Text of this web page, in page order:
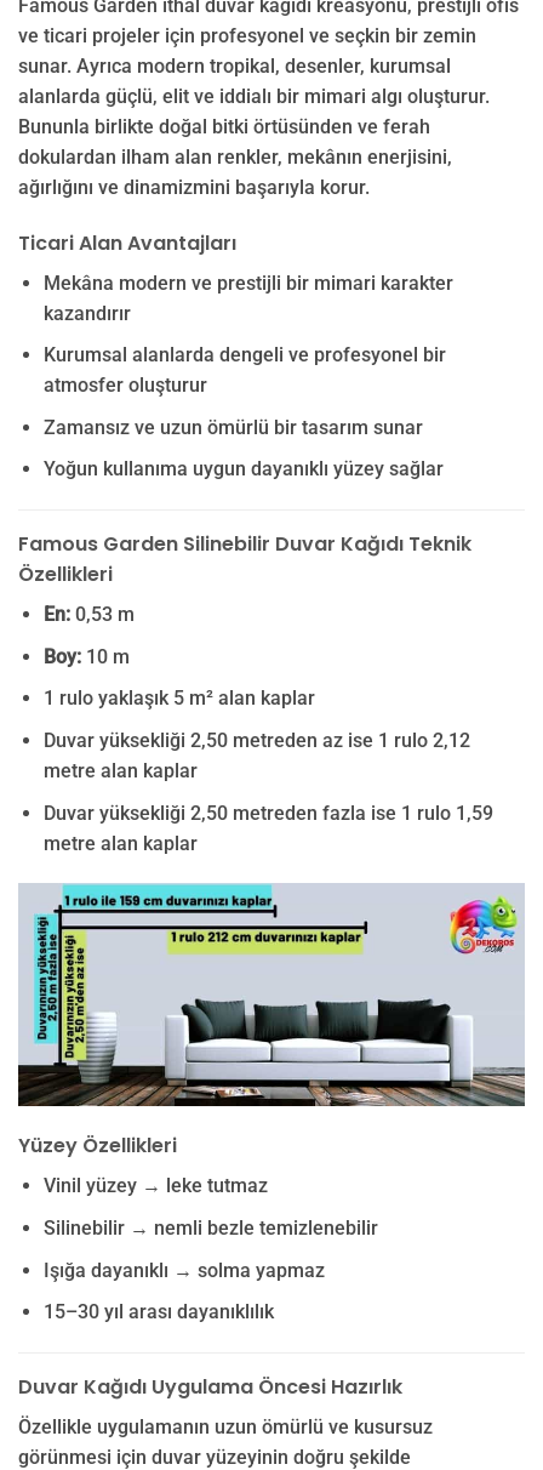
Famous Garden ithal duvar kağıdı kreasyonu, prestijli ofis
ve ticari projeler için profesyonel ve seçkin bir zemin
sunar. Ayrıca modern tropikal, desenler, kurumsal
alanlarda güçlü, elit ve iddialı bir mimari algı oluşturur.
Bununla birlikte doğal bitki örtüsünden ve ferah
dokulardan ilham alan renkler, mekânın enerjisini,
ağırlığını ve dinamizmini başarıyla korur.
Ticari Alan Avantajları
Mekâna modern ve prestijli bir mimari karakter
kazandırır
Kurumsal alanlarda dengeli ve profesyonel bir
atmosfer oluşturur
Zamansız ve uzun ömürlü bir tasarım sunar
Yoğun kullanıma uygun dayanıklı yüzey sağlar
Famous Garden Silinebilir Duvar Kağıdı Teknik
Özellikleri
En:0,53 m
Boy:10 m
1 rulo yaklaşık 5 m² alan kaplar
Duvar yüksekliği 2,50 metreden az ise 1 rulo 2,12
metre alan kaplar
Duvar yüksekliği 2,50 metreden fazla ise 1 rulo 1,59
metre alan kaplar
Yüzey Özellikleri
Vinil yüzey → leke tutmaz
Silinebilir → nemli bezle temizlenebilir
Işığa dayanıklı → solma yapmaz
15–30 yıl arası dayanıklılık
Duvar Kağıdı Uygulama Öncesi Hazırlık
Özellikle uygulamanın uzun ömürlü ve kusursuz
görünmesi için duvar yüzeyinin doğru şekilde